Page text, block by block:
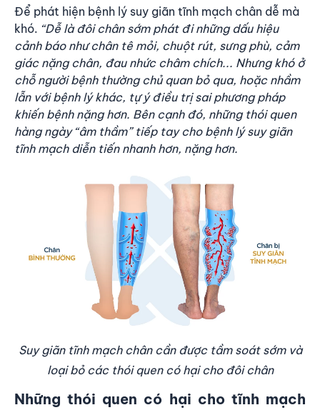
Để phát hiện bệnh lý suy giãn tĩnh mạch chân dễ mà
khó. “Dễ là đôi chân sớm phát đi những dấu hiệu
cảnh báo như chân tê mỏi, chuột rút, sưng phù, cảm
giác nặng chân, đau nhức châm chích... Nhưng khó ở
chỗ người bệnh thường chủ quan bỏ qua, hoặc nhầm
lẫn với bệnh lý khác, tự ý điều trị sai phương pháp
khiến bệnh nặng hơn. Bên cạnh đó, những thói quen
hàng ngày “âm thầm” tiếp tay cho bệnh lý suy giãn
tĩnh mạch diễn tiến nhanh hơn, nặng hơn.
Suy giãn tĩnh mạch chân cần được tầm soát sớm và
loại bỏ các thói quen có hại cho đôi chân
Những thói quen có hại cho tĩnh mạch